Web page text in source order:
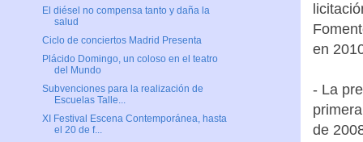
en
- La
de
El diésel no compensa tanto y daña la
salud
Ciclo de conciertos Madrid Presenta
Plácido Domingo, un coloso en el teatro
del Mundo
Subvenciones para la realización de
Escuelas Talle...
XI Festival Escena Contemporánea, hasta
el 20 de f...